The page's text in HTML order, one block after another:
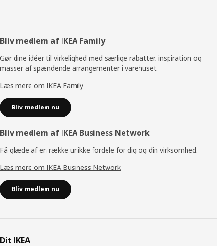
Footer
Bliv medlem af IKEA Family
Gør dine idéer til virkelighed med særlige rabatter, inspiration og
masser af spændende arrangementer i varehuset.
Læs mere om IKEA Family
Bliv medlem nu
Bliv medlem af IKEA Business Network
Få glæde af en række unikke fordele for dig og din virksomhed.
Læs mere om IKEA Business Network
Bliv medlem nu
Dit IKEA